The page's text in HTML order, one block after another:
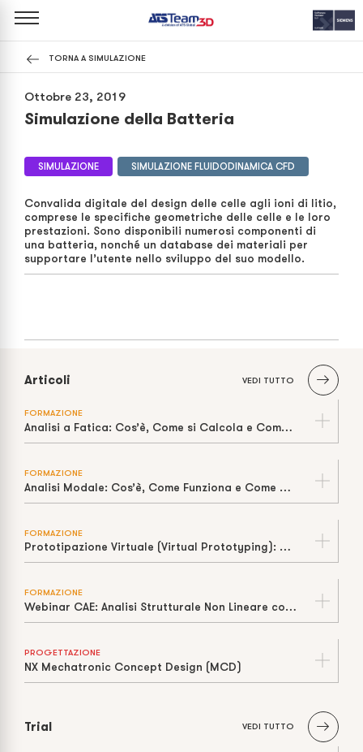
TORNA A SIMULAZIONE
Ottobre 23, 2019
Simulazione della Batteria
SIMULAZIONE SIMULAZIONE FLUIDODINAMICA CFD
Convalida digitale del design delle celle agli ioni di litio,
comprese le specifiche geometriche delle celle e le loro
prestazioni. Sono disponibili numerosi componenti di
una batteria, nonché un database dei materiali per
supportare l’utente nello sviluppo del suo modello.
Articoli VEDI TUTTO
FORMAZIONE
Analisi a Fatica: Cos’è, Come si Calcola e Come Stimare la Vita a Cicli
FORMAZIONE
Analisi Modale: Cos’è, Come Funziona e Come Prevenire la Risonanza
FORMAZIONE
Prototipazione Virtuale (Virtual Prototyping): Cos’è, Come Funziona e Perché Riduce Tempi e Costi
FORMAZIONE
Webinar CAE: Analisi Strutturale Non Lineare con Siemens Nastran
PROGETTAZIONE
NX Mechatronic Concept Design (MCD)
Trial VEDI TUTTO